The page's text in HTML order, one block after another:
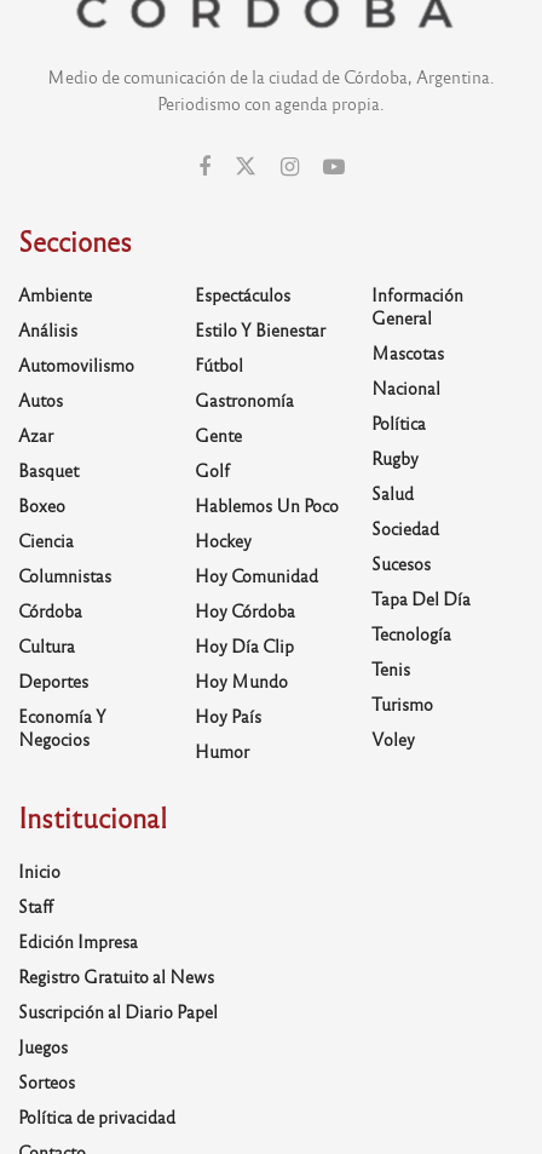
Medio de comunicación de la ciudad de Córdoba, Argentina.
Periodismo con agenda propia.
Secciones
Ambiente
Análisis
Automovilismo
Autos
Azar
Basquet
Boxeo
Ciencia
Columnistas
Córdoba
Cultura
Deportes
Economía Y
Negocios
Espectáculos
Estilo Y Bienestar
Fútbol
Gastronomía
Gente
Golf
Hablemos Un Poco
Hockey
Hoy Comunidad
Hoy Córdoba
Hoy Día Clip
Hoy Mundo
Hoy País
Humor
Información
General
Mascotas
Nacional
Política
Rugby
Salud
Sociedad
Sucesos
Tapa Del Día
Tecnología
Tenis
Turismo
Voley
Institucional
Inicio
Staff
Edición Impresa
Registro Gratuito al News
Suscripción al Diario Papel
Juegos
Sorteos
Política de privacidad